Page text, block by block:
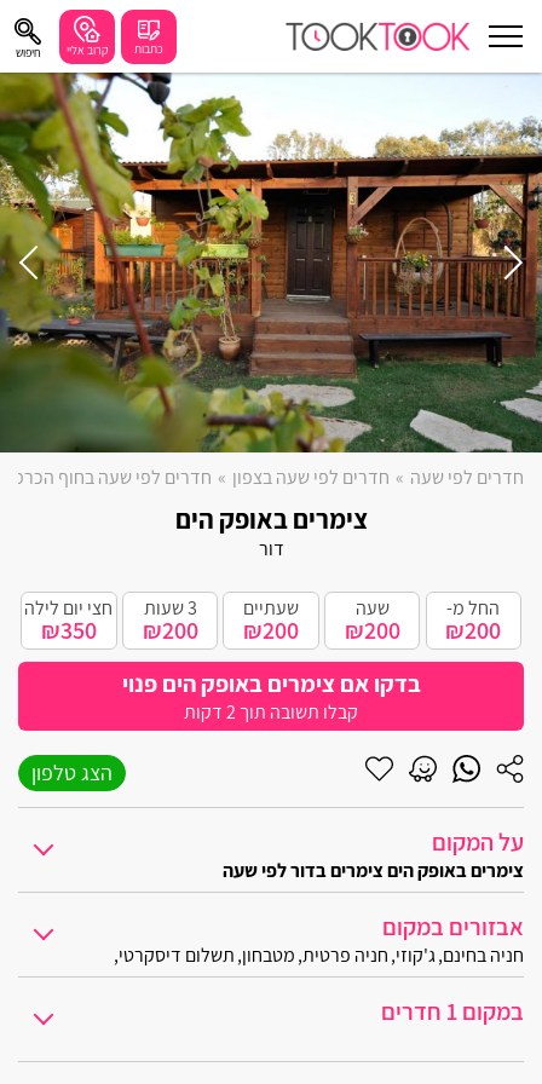
קרוב אליי חיפוש כתבות
חיפושים מומלצים
חיפה
נתניה
תל אביב
בת ים
שזור
בורגתה
בית עריף
חולון
אליפלט
קרית ביאליק
רגבה
בית דגן
עוד
חדרים לפי שעה » חדרים לפי שעה בצפון » חדרים לפי שעה בחוף הכרמל
צימרים באופק הים
דור
החל מ-
₪200
שעה
₪200
שעתיים
₪200
3 שעות
₪200
חצי יום לילה
₪350
בדקו אם צימרים באופק הים פנוי
קבלו תשובה תוך 2 דקות
הצג טלפון
על המקום
צימרים באופק הים צימרים בדור לפי שעה
מדובר במתחם צימרים שנועד לארח זוגות אוהבים, כל סוויטת עץ
מיקום ואווירה
המתחם אשר נמצא במרחק של כמה צעדים מחופי ים התיכון הרוויח
מפרט פנימי
אבזורים במקום
חניה בחינם ג'קוזי חניה פרטית מטבחון תשלום דיסקרטי
במקום 1 חדרים